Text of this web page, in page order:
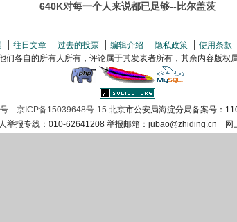
640K对每一个人来说都已足够--比尔盖茨
往日文章 过去的投票 编辑介绍 隐私政策 使用条款
们各自的所有人所有，评论属于其发表者所有，其余内容版权
号 京ICP备15039648号-15 北京市公安局海淀分局备案号：
报专线：010-62641208 举报邮箱：jubao@zhiding.cn 网